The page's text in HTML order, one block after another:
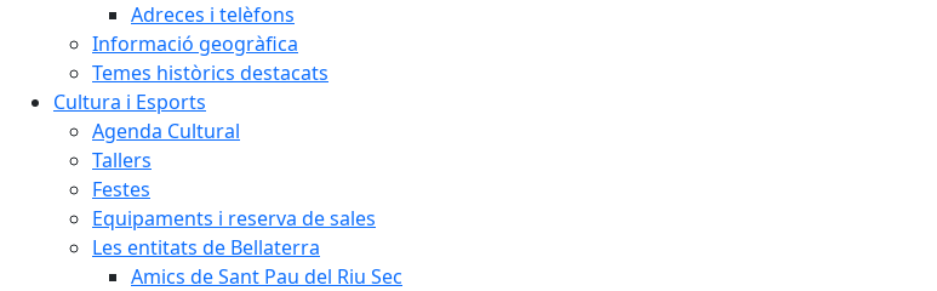
Adreces i telèfons
Informació geogràfica
Temes històrics destacats
Cultura i Esports
Agenda Cultural
Tallers
Festes
Equipaments i reserva de sales
Les entitats de Bellaterra
Amics de Sant Pau del Riu Sec